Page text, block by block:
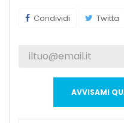
Condividi Twitta
AVVISAMI